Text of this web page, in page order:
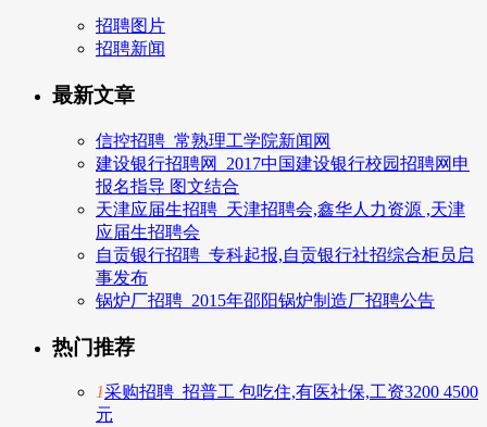
招聘图片
招聘新闻
最新文章
信控招聘_常熟理工学院新闻网
建设银行招聘网_2017中国建设银行校园招聘网申
报名指导 图文结合
天津应届生招聘_天津招聘会,鑫华人力资源 ,天津
应届生招聘会
自贡银行招聘_专科起报,自贡银行社招综合柜员启
事发布
锅炉厂招聘_2015年邵阳锅炉制造厂招聘公告
热门推荐
1采购招聘_招普工 包吃住,有医社保,工资3200 4500
元